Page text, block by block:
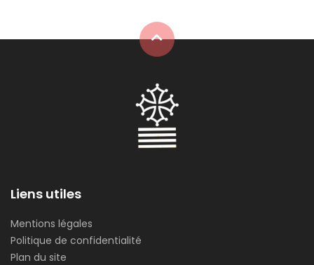
Liens utiles
Mentions légales
Politique de confidentialité
Plan du site